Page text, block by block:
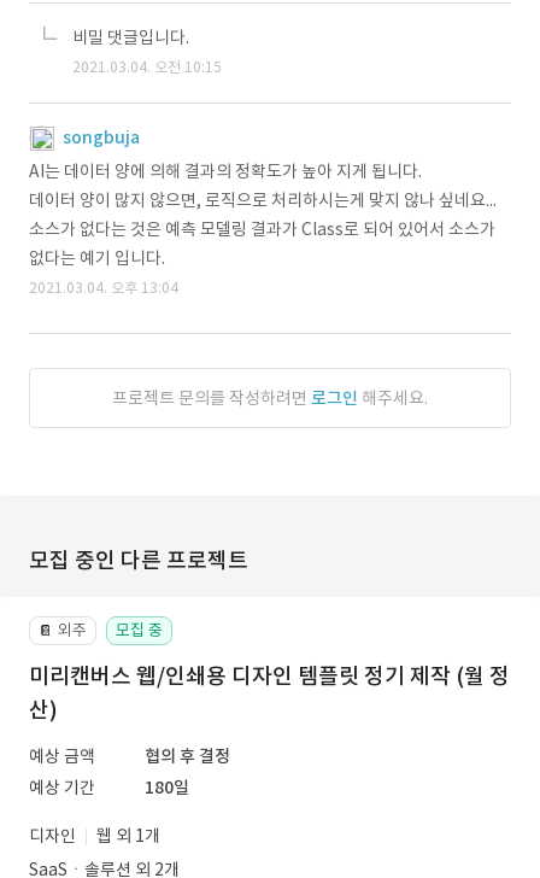
비밀 댓글입니다.
2021.03.04. 오전 10:15
songbuja
AI는 데이터 양에 의해 결과의 정확도가 높아 지게 됩니다.
데이터 양이 많지 않으면, 로직으로 처리하시는게 맞지 않나 싶네요...
소스가 없다는 것은 예측 모델링 결과가 Class로 되어 있어서 소스가
없다는 예기 입니다.
2021.03.04. 오후 13:04
프로젝트 문의를 작성하려면 로그인 해주세요.
모집 중인 다른 프로젝트
📔 외주 모집 중
미리캔버스 웹/인쇄용 디자인 템플릿 정기 제작 (월 정
산)
예상 금액
협의 후 결정
예상 기간
180일
디자인
웹 외 1개
SaaSㆍ솔루션 외 2개